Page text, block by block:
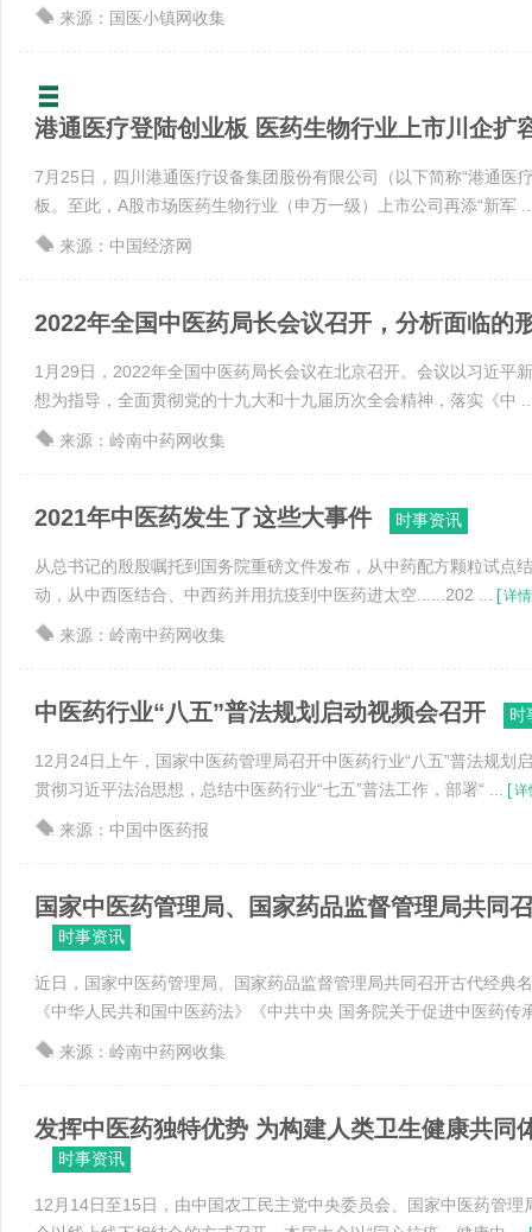
来源：国医小镇网收集
港通医疗登陆创业板 医药生物行业上市川企扩
7月25日，四川港通医疗设备集团股份有限公司（以下简称“港通医
板。至此，A股市场医药生物行业（申万一级）上市公司再添“新军
来源：中国经济网
2022年全国中医药局长会议召开，分析面临的
1月29日，2022年全国中医药局长会议在北京召开。会议以习近平
想为指导，全面贯彻党的十九大和十九届历次全会精神，落实《中
来源：岭南中药网收集
2021年中医药发生了这些大事件 时事资讯
从总书记的殷殷嘱托到国务院重磅文件发布，从中药配方颗粒试点
动，从中西医结合、中西药并用抗疫到中医药进太空......202 ...
[详情
来源：岭南中药网收集
中医药行业“八五”普法规划启动视频会召开 时
12月24日上午，国家中医药管理局召开中医药行业“八五”普法规划
贯彻习近平法治思想，总结中医药行业“七五”普法工作，部署“ ...
[详
来源：中国中医药报
国家中医药管理局、国家药品监督管理局共同
时事资讯
近日，国家中医药管理局、国家药品监督管理局共同召开古代经典
《中华人民共和国中医药法》《中共中央 国务院关于促进中医药传
来源：岭南中药网收集
发挥中医药独特优势 为构建人类卫生健康共同
时事资讯
12月14日至15日，由中国农工民主党中央委员会、国家中医药管理